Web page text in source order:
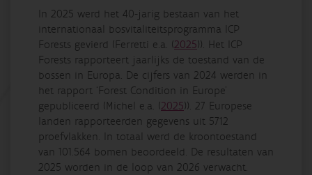
In 2025 werd het 40-jarig bestaan van het
internationaal bosvitaliteitsprogramma ICP
Forests gevierd (Ferretti e.a. (2025)). Het ICP
Forests rapporteert jaarlijks de toestand van de
bossen in Europa. De cijfers van 2024 werden in
het rapport ‘Forest Condition in Europe’
gepubliceerd (Michel e.a. (2025)). 27 Europese
landen rapporteerden gegevens uit 5712
proefvlakken. In totaal werd de kroontoestand
van 101.564 bomen beoordeeld. De resultaten van
2025 worden in de loop van 2026 verwacht.